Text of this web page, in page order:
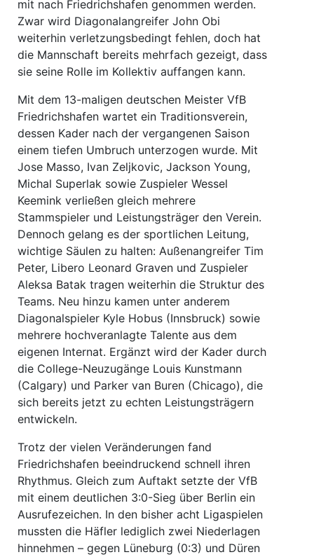
mit nach Friedrichshafen genommen werden.
Zwar wird Diagonalangreifer John Obi
weiterhin verletzungsbedingt fehlen, doch hat
die Mannschaft bereits mehrfach gezeigt, dass
sie seine Rolle im Kollektiv auffangen kann.
Mit dem 13-maligen deutschen Meister VfB
Friedrichshafen wartet ein Traditionsverein,
dessen Kader nach der vergangenen Saison
einem tiefen Umbruch unterzogen wurde. Mit
Jose Masso, Ivan Zeljkovic, Jackson Young,
Michal Superlak sowie Zuspieler Wessel
Keemink verließen gleich mehrere
Stammspieler und Leistungsträger den Verein.
Dennoch gelang es der sportlichen Leitung,
wichtige Säulen zu halten: Außenangreifer Tim
Peter, Libero Leonard Graven und Zuspieler
Aleksa Batak tragen weiterhin die Struktur des
Teams. Neu hinzu kamen unter anderem
Diagonalspieler Kyle Hobus (Innsbruck) sowie
mehrere hochveranlagte Talente aus dem
eigenen Internat. Ergänzt wird der Kader durch
die College-Neuzugänge Louis Kunstmann
(Calgary) und Parker van Buren (Chicago), die
sich bereits jetzt zu echten Leistungsträgern
entwickeln.
Trotz der vielen Veränderungen fand
Friedrichshafen beeindruckend schnell ihren
Rhythmus. Gleich zum Auftakt setzte der VfB
mit einem deutlichen 3:0-Sieg über Berlin ein
Ausrufezeichen. In den bisher acht Ligaspielen
mussten die Häfler lediglich zwei Niederlagen
hinnehmen – gegen Lüneburg (0:3) und Düren